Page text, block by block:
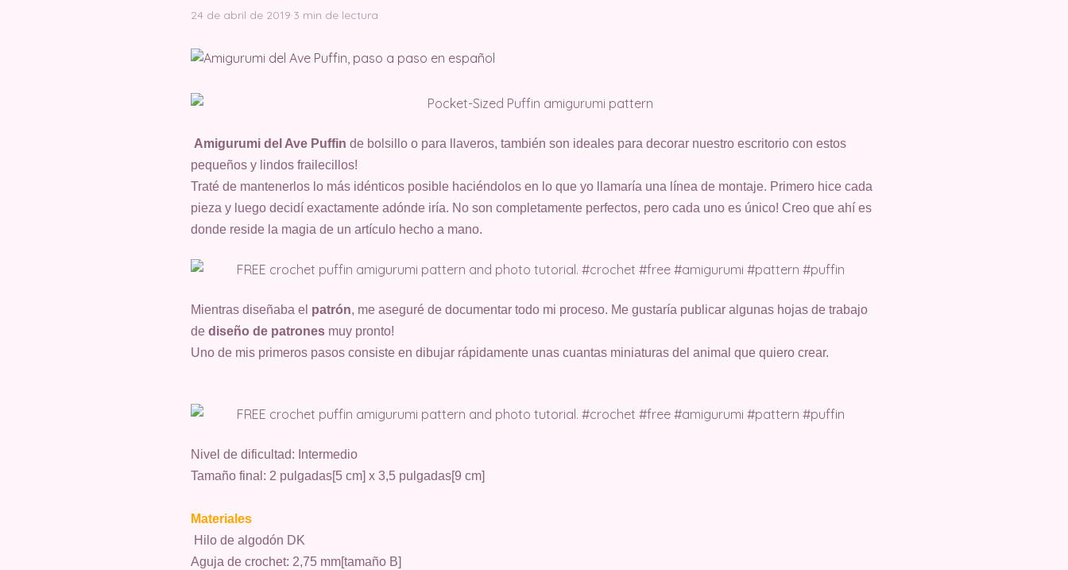
24 de abril de 2019·3 min de lectura
Amigurumi del Ave Puffin de bolsillo o para llaveros, también son ideales para decorar nuestro escritorio con estos
pequeños y lindos frailecillos!
Traté de mantenerlos lo más idénticos posible haciéndolos en lo que yo llamaría una línea de montaje. Primero hice cada
pieza y luego decidí exactamente adónde iría. No son completamente perfectos, pero cada uno es único! Creo que ahí es
donde reside la magia de un artículo hecho a mano.
Mientras diseñaba el patrón, me aseguré de documentar todo mi proceso. Me gustaría publicar algunas hojas de trabajo
de diseño de patrones muy pronto!
Uno de mis primeros pasos consiste en dibujar rápidamente unas cuantas miniaturas del animal que quiero crear.
Nivel de dificultad: Intermedio
Tamaño final: 2 pulgadas[5 cm] x 3,5 pulgadas[9 cm]
Materiales
Hilo de algodón DK
Aguja de crochet: 2,75 mm[tamaño B]